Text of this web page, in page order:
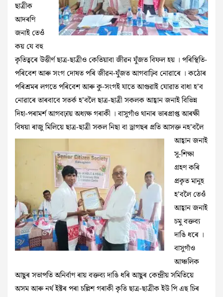
ছাত্ৰীক
আদৰণি
জনাই তেওঁ
কয় যে বহু
কৃতিত্বৰে উত্তীৰ্ণ ছাত্ৰ-ছাত্ৰীও কেতিয়াবা জীৱন যুঁজত বিফল হয় । পৰিস্থিতি-
পৰিবেশ আৰু সংগ দোষত পৰি জীৱন-যুঁজত আগবাঢ়িব নোৱাৰে । কঠোৰ
পৰিশ্ৰমৰ লগতে পৰিবেশ আৰু কু-সংগই যাতে আগুৱাই যোৱাত বাধা হ’ব
নোৱাৰে তাৰবাবে সতৰ্ক হ’বলৈ ছাত্ৰ-ছাত্ৰী সকলক আহ্বান জনাই বিভিন্ন
দিহা-পৰামৰ্শ আগবঢ়ায় অধ্যক্ষ গৰাকী । বাসুগাঁও থানাৰ ভাৰপ্ৰাপ্ত আৰক্ষী
বিষয়া ৰাজু মিলিয়ে ছাত্ৰ-ছাত্ৰী সকল নিছা বা ড্ৰাগছৰপ্ৰতি আসক্ত নহ’বলৈ
আহ্বান জনাই
সু-শিক্ষা
গ্ৰহণ কৰি
প্ৰকৃত মানুহ
হ’বলৈ তেওঁ
আহ্বান জনাই
চমু বক্তব্য
দাঙি ধৰে ।
বাসুগাঁও
আঞ্চলিক
আছুৰ সভাপতি অনিৰ্বাণ ৰায় বক্তব্য দাঙি ধৰি আছুৰ কেন্দ্ৰীয় সমিতিয়ে
অসম আৰু নৰ্থ ইষ্টৰ পৰা চল্লিশ গৰাকী কৃতি ছাত্ৰ-ছাত্ৰীক ইউ পি এছ চিৰ